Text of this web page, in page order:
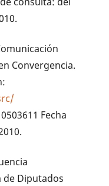
Convergencia.
Fecha
de Diputados